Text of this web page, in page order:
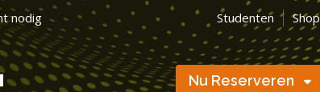
nodig Studenten Shop
Nu Reserveren